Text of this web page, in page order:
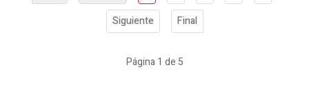
Siguiente
Final
Página 1 de 5